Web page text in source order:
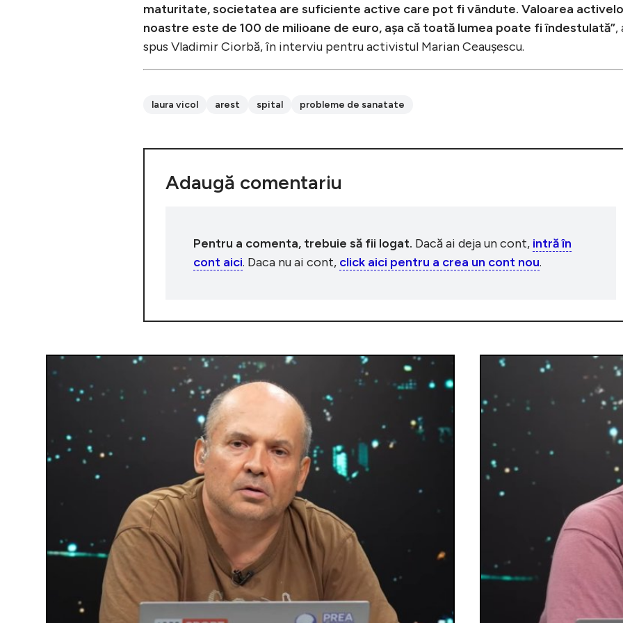
maturitate, societatea are suficiente active care pot fi vândute. Valoarea
noastre este de 100 de milioane de euro, așa că toată lumea poate fi îndestulată”,
spus Vladimir Ciorbă, în interviu pentru activistul Marian Ceaușescu.
laura vicol arest spital probleme de sanatate
Adaugă comentariu
Pentru a comenta, trebuie să fii logat. Dacă ai deja un cont, intră în
cont aici. Daca nu ai cont, click aici pentru a crea un cont nou.